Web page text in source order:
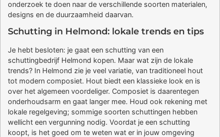
onderzoek te doen naar de verschillende soorten materialen,
designs en de duurzaamheid daarvan.
Schutting in Helmond: lokale trends en tips
Je hebt besloten: je gaat een schutting van een
schuttingbedrijf Helmond kopen. Maar wat zijn de lokale
trends? In Helmond zie je veel variatie, van traditioneel hout
tot modern composiet. Hout biedt een klassieke look en is
over het algemeen voordeliger. Composiet is daarentegen
onderhoudsarm en gaat langer mee. Houd ook rekening met
lokale regelgeving; sommige soorten schuttingen hebben
wellicht een vergunning nodig. Voordat je een schutting
koopt, is het goed om te weten wat er in jouw omgeving